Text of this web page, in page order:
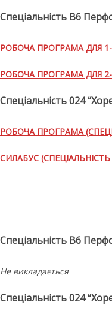
Спеціальність В6
РОБОЧА ПРОГРАМА ДЛЯ
РОБОЧА ПРОГРАМА ДЛЯ
Спеціальність 024
РОБОЧА ПРОГРАМА
СИЛАБУС
Спеціальність В6
Не викладається
Спеціальність 024